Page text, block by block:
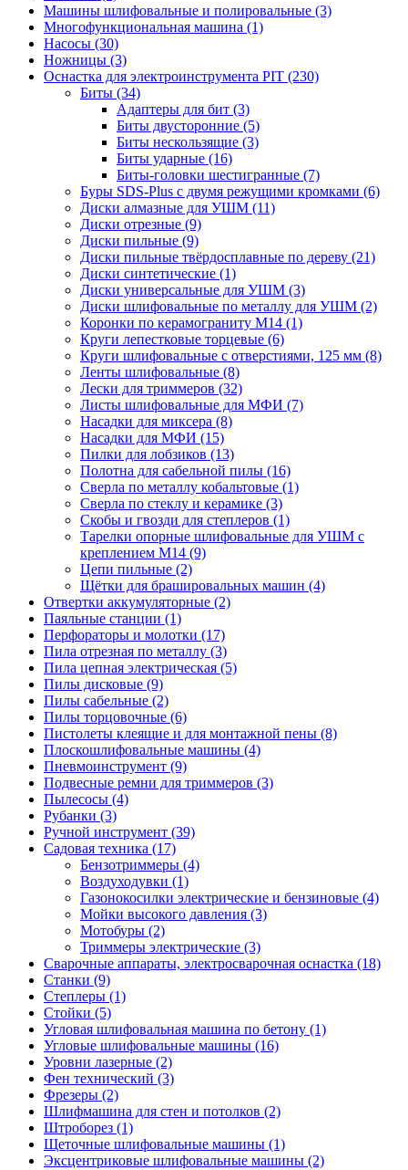
Машины шлифовальные и полировальные (3)
Многофункциональная машина (1)
Насосы (30)
Ножницы (3)
Оснастка для электроинструмента PIT (230)
Биты (34)
Адаптеры для бит (3)
Биты двусторонние (5)
Биты нескользящие (3)
Биты ударные (16)
Биты-головки шестигранные (7)
Буры SDS-Plus c двумя режущими кромками (6)
Диски алмазные для УШМ (11)
Диски отрезные (9)
Диски пильные (9)
Диски пильные твёрдосплавные по дереву (21)
Диски синтетические (1)
Диски универсальные для УШМ (3)
Диски шлифовальные по металлу для УШМ (2)
Коронки по керамограниту M14 (1)
Круги лепестковые торцевые (6)
Круги шлифовальные с отверстиями, 125 мм (8)
Ленты шлифовальные (8)
Лески для триммеров (32)
Листы шлифовальные для МФИ (7)
Насадки для миксера (8)
Насадки для МФИ (15)
Пилки для лобзиков (13)
Полотна для сабельной пилы (16)
Сверла по металлу кобальтовые (1)
Сверла по стеклу и керамике (3)
Скобы и гвозди для степлеров (1)
Тарелки опорные шлифовальные для УШМ с
креплением М14 (9)
Цепи пильные (2)
Щётки для брашировальных машин (4)
Отвертки аккумуляторные (2)
Паяльные станции (1)
Перфораторы и молотки (17)
Пила отрезная по металлу (3)
Пила цепная электрическая (5)
Пилы дисковые (9)
Пилы сабельные (2)
Пилы торцовочные (6)
Пистолеты клеящие и для монтажной пены (8)
Плоскошлифовальные машины (4)
Пневмоинструмент (9)
Подвесные ремни для триммеров (3)
Пылесосы (4)
Рубанки (3)
Ручной инструмент (39)
Садовая техника (17)
Бензотриммеры (4)
Воздуходувки (1)
Газонокосилки электрические и бензиновые (4)
Мойки высокого давления (3)
Мотобуры (2)
Триммеры электрические (3)
Сварочные аппараты, электросварочная оснастка (18)
Станки (9)
Степлеры (1)
Стойки (5)
Угловая шлифовальная машина по бетону (1)
Угловые шлифовальные машины (16)
Уровни лазерные (2)
Фен технический (3)
Фрезеры (2)
Шлифмашина для стен и потолков (2)
Штроборез (1)
Щеточные шлифовальные машины (1)
Эксцентриковые шлифовальные машины (2)